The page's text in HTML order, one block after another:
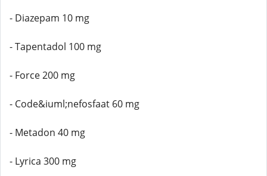
- Diazepam 10 mg
- Tapentadol 100 mg
- Force 200 mg
- Code&iuml;nefosfaat 60 mg
- Metadon 40 mg
- Lyrica 300 mg